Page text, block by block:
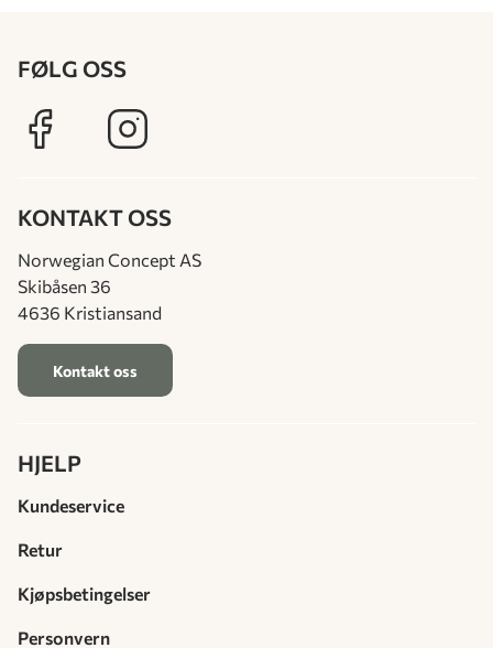
FØLG OSS
KONTAKT OSS
Norwegian Concept AS
Skibåsen 36
4636 Kristiansand
Kontakt oss
HJELP
Kundeservice
Retur
Kjøpsbetingelser
Personvern